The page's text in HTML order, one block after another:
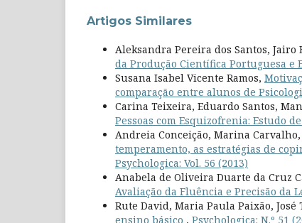
Artigos Similares
Aleksandra Pereira dos Santos, Jairo
da Produção Científica Portuguesa e
Susana Isabel Vicente Ramos,
comparação entre alunos de
Carina Teixeira, Eduardo Santos,
Pessoas com Esquizofrenia: Estudo de
Andreia Conceição, Marina Carvalho,
temperamento, as estratégias de
Psychologica: Vol. 56 (2013)
Anabela de Oliveira Duarte da Cruz
Avaliação da Fluência e Precisão da
Rute David, Maria Paula Paixão, José
ensino básico , Psychologica: N.º 51